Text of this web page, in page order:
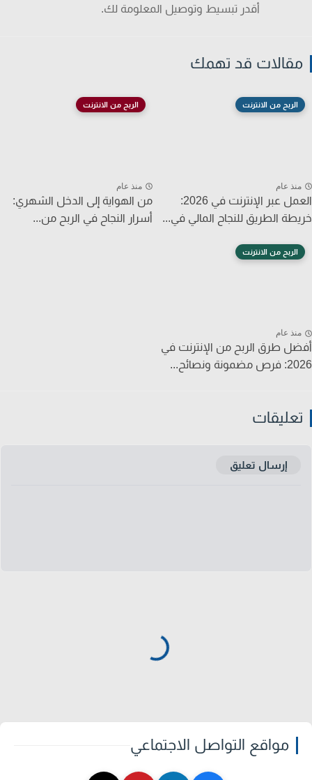
أقدر تبسيط وتوصيل المعلومة لك.
قد تهمك
الربح من الانترنت
عام
العمل عبر الإنترنت في 2026:
الطريق للنجاح المالي في...
الربح من الانترنت
منذ عام
من الهواية إلى الدخل الشهري:
أسرار النجاح في الربح من...
الربح من الانترنت
عام
طرق الربح من الإنترنت في
ونصائح...
إرسال تعليق
مواقع التواصل الاجتماعي